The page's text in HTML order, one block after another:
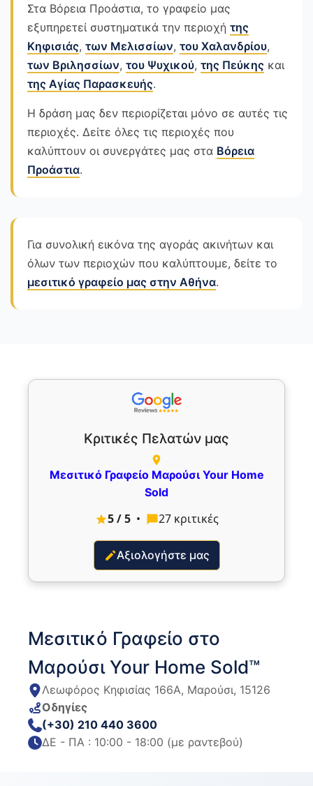
Στα Βόρεια Προάστια, το γραφείο μας
εξυπηρετεί συστηματικά την περιοχή της
Κηφισιάς, των Μελισσίων, του Χαλανδρίου,
των Βριλησσίων, του Ψυχικού, της Πεύκης και
της Αγίας Παρασκευής.
Η δράση μας δεν περιορίζεται μόνο σε αυτές τις
περιοχές. Δείτε όλες τις περιοχές που
καλύπτουν οι συνεργάτες μας στα Βόρεια
Προάστια.
Για συνολική εικόνα της αγοράς ακινήτων και
όλων των περιοχών που καλύπτουμε, δείτε το
μεσιτικό γραφείο μας στην Αθήνα.
Κριτικές Πελατών μας
Μεσιτικό Γραφείο Μαρούσι Your Home
Sold
5 / 5• 27 κριτικές
Αξιολογήστε μας
Μεσιτικό Γραφείο στο
Μαρούσι Your Home Sold™
Λεωφόρος Κηφισίας 166Α, Μαρούσι, 15126
Οδηγίες
(+30) 210 440 3600
ΔΕ - ΠΑ : 10:00 - 18:00 (με ραντεβού)